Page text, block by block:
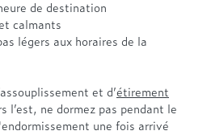
de destination
calmants
légers aux horaires de la
et d’étirement
l’est, ne dormez pas pendant le
une fois arrivé